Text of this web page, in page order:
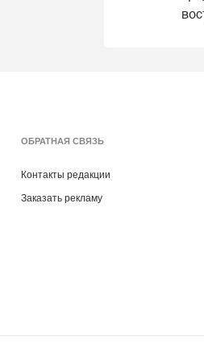
ОБРАТНАЯ СВЯЗЬ
Контакты редакции
Заказать рекламу